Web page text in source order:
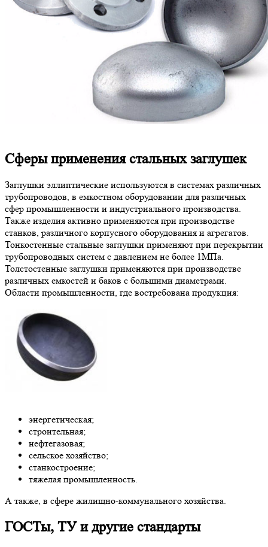
Сферы применения стальных заглушек
Заглушки эллиптические используются в системах различных
трубопроводов, в емкостном оборудовании для различных
сфер промышленности и индустриального производства.
Также изделия активно применяются при производстве
станков, различного корпусного оборудования и агрегатов.
Тонкостенные стальные заглушки применяют при перекрытии
трубопроводных систем с давлением не более 1МПа.
Толстостенные заглушки применяются при производстве
различных емкостей и баков с большими диаметрами.
Области промышленности, где востребована продукция:
энергетическая;
строительная;
нефтегазовая;
сельское хозяйство;
станкостроение;
тяжелая промышленность.
А также, в сфере жилищно-коммунального хозяйства.
ГОСТы, ТУ и другие стандарты